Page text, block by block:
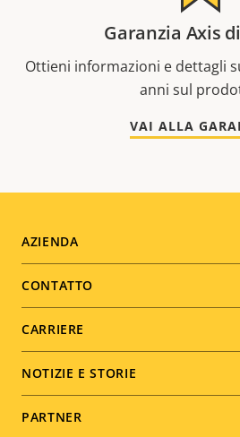
Garanzia Axis
Ottieni informazioni e dettagli
anni sul
VAI ALLA
Footer
menu
AZIENDA
CONTATTO
CARRIERE
NOTIZIE E STORIE
PARTNER